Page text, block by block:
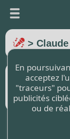
En
acceptez
"traceurs"
publicités
ou de
>
Titre
Magnolias